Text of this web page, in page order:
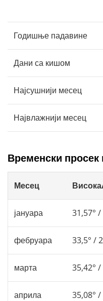
Годишње падавине
Дани са кишом
Најсушнији месец
Највлажнији месец
Временски
Месец
јануара 31,57° /
фебруара 33,5° /
марта 35,42° /
априла 35,08° /